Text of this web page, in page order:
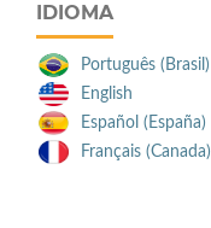
IDIOMA
Português (Brasil)
English
Español (España)
Français (Canada)